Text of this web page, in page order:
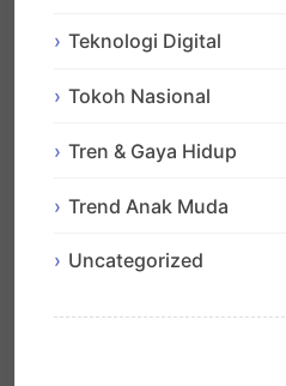
Teknologi Digital
Tokoh Nasional
Tren & Gaya Hidup
Trend Anak Muda
Uncategorized